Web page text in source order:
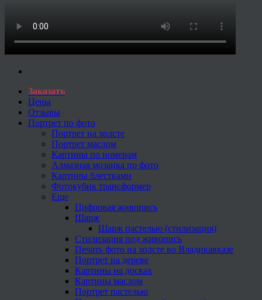
Заказать
Цены
Отзывы
Портрет по фото
Портрет на холсте
Портрет маслом
Картины по номерам
Алмазная мозаика по фото
Картины блестками
Фотокубик трансформер
Еще
Цифровая живопись
Шарж
Шарж пастелью (стилизация)
Стилизация под живопись
Печать фото на холсте во Владикавказе
Портрет на дереве
Картины на досках
Картины маслом
Портрет пастелью